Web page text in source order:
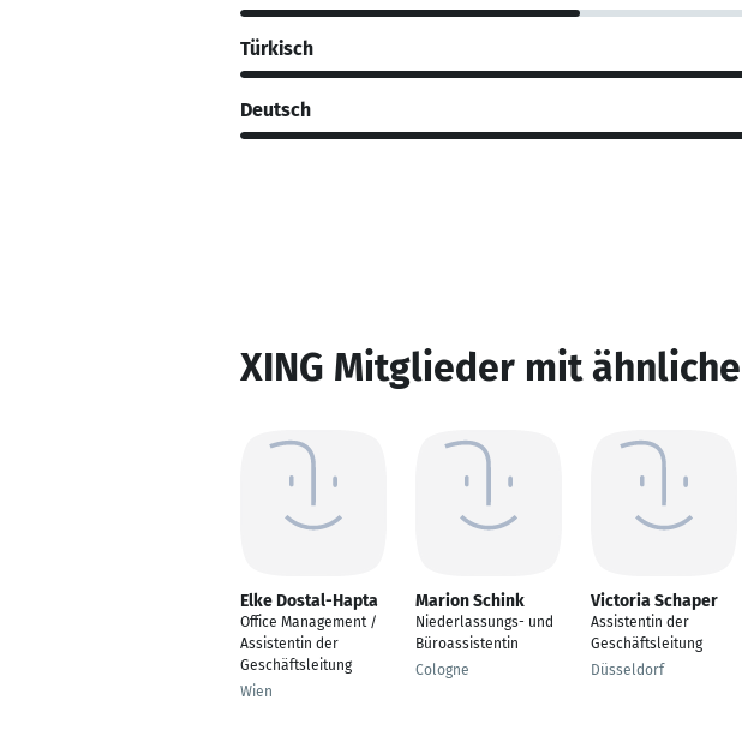
Türkisch
Deutsch
XING Mitglieder mit
Elke Dostal-Hapta
Office Management /
Assistentin der
Geschäftsleitung
Wien
Marion Schink
Niederlassungs- und
Büroassistentin
Cologne
Victoria Schaper
Assistentin der
Geschäftsleitung
Düsseldorf